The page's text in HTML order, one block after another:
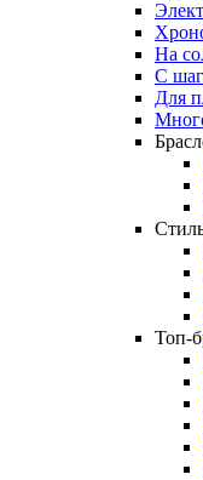
На
С
Для
Топ-